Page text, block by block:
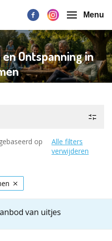
Menu
Ontspanning in
op
Alle filters
verwijderen
van uitjes